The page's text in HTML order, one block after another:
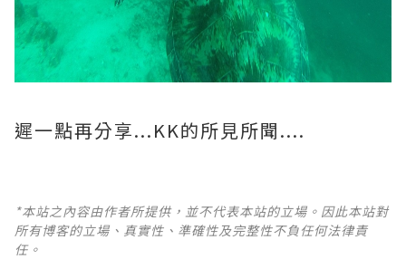
遲一點再分享...KK的所見所聞....
*本站之內容由作者所提供，並不代表本站的立場。因此本站對
所有博客的立場、真實性、準確性及完整性不負任何法律責
任。